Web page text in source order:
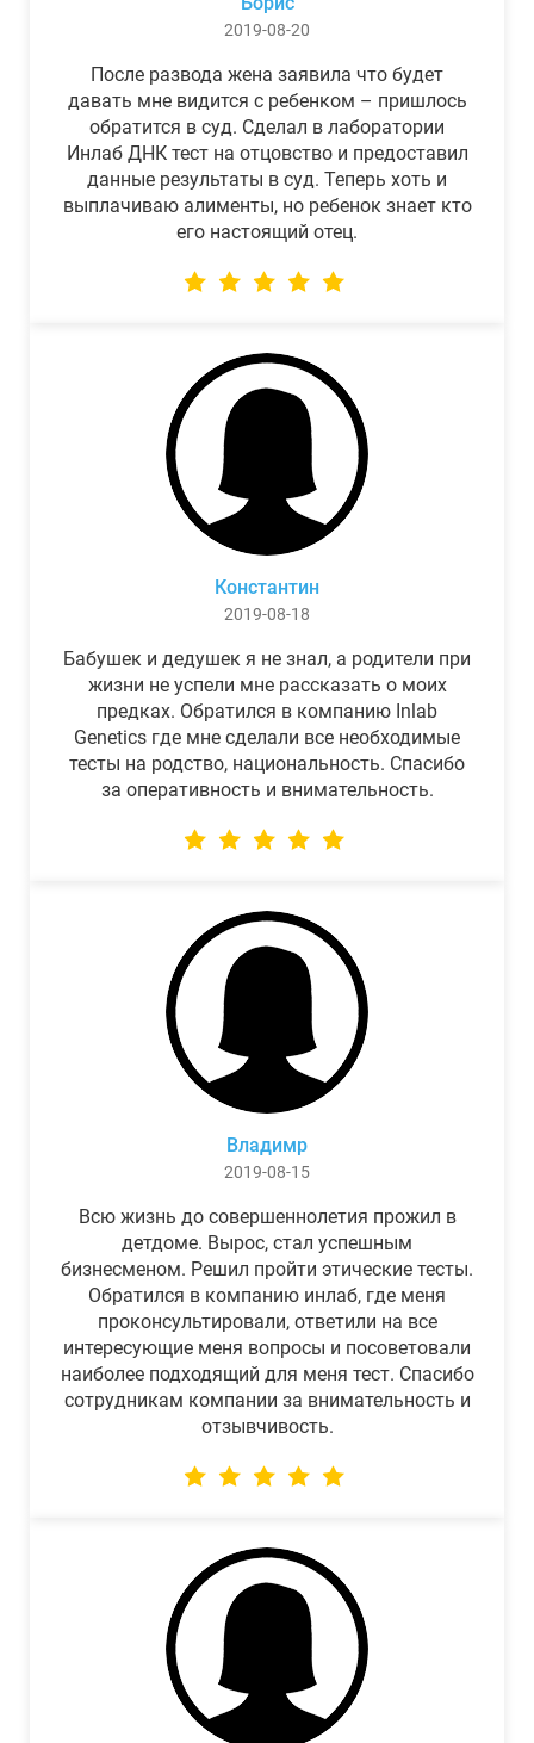
2019-08-20
После развода жена заявила что будет
давать мне видится с ребенком – пришлось
обратится в суд. Сделал в лаборатории
Инлаб ДНК тест на отцовство и предоставил
данные результаты в суд. Теперь хоть и
выплачиваю алименты, но ребенок знает кто
его настоящий отец.
Константин
2019-08-18
Бабушек и дедушек я не знал, а родители при
жизни не успели мне рассказать о моих
предках. Обратился в компанию Inlab
Genetics где мне сделали все необходимые
тесты на родство, национальность. Спасибо
за оперативность и внимательность.
Владимр
2019-08-15
Всю жизнь до совершеннолетия прожил в
детдоме. Вырос, стал успешным
бизнесменом. Решил пройти этические тесты.
Обратился в компанию инлаб, где меня
проконсультировали, ответили на все
интересующие меня вопросы и посоветовали
наиболее подходящий для меня тест. Спасибо
сотрудникам компании за внимательность и
отзывчивость.